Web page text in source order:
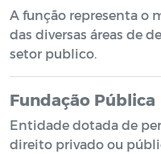
A função representa o
das diversas áreas de
setor publico.
Fundação Pública
Entidade dotada de
direito privado ou